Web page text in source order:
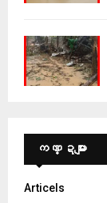
ကဏ္ဍများ
Articels